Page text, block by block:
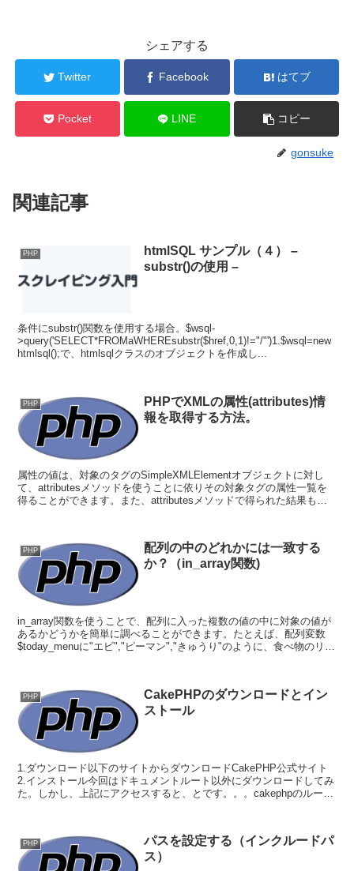
シェアする
Twitter Facebook はてブ
Pocket LINE コピー
gonsuke
関連記事
PHP
htmlSQL サンプル（４） –
substr()の使用 –
条件にsubstr()関数を使用する場合。$wsql-
>query('SELECT*FROMaWHEREsubstr($href,0,1)!="/"')1.$wsql=new
htmlsql();で、htmlsqlクラスのオブジェクトを作成し...
PHP
PHPでXMLの属性(attributes)情
報を取得する方法。
属性の値は、対象のタグのSimpleXMLElementオブジェクトに対し
て、attributesメソッドを使うことに依りその対象タグの属性一覧を
得ることができます。また、attributesメソッドで得られた結果もオ
PHP
配列の中のどれかには一致する
か？（in_array関数)
in_array関数を使うことで、配列に入った複数の値の中に対象の値が
あるかどうかを簡単に調べることができます。たとえば、配列変数
$today_menuに"エビ","ピーマン","きゅうり"のように、食べ物のリス
PHP
CakePHPのダウンロードとイン
ストール
1.ダウンロード以下のサイトからダウンロードCakePHP公式サイト
2.インストール今回はドキュメントルート以外にダウンロードしてみ
た。しかし、上記にアクセスすると、とです。。。cakephpのルート
PHP
パスを設定する（インクルードパ
ス）